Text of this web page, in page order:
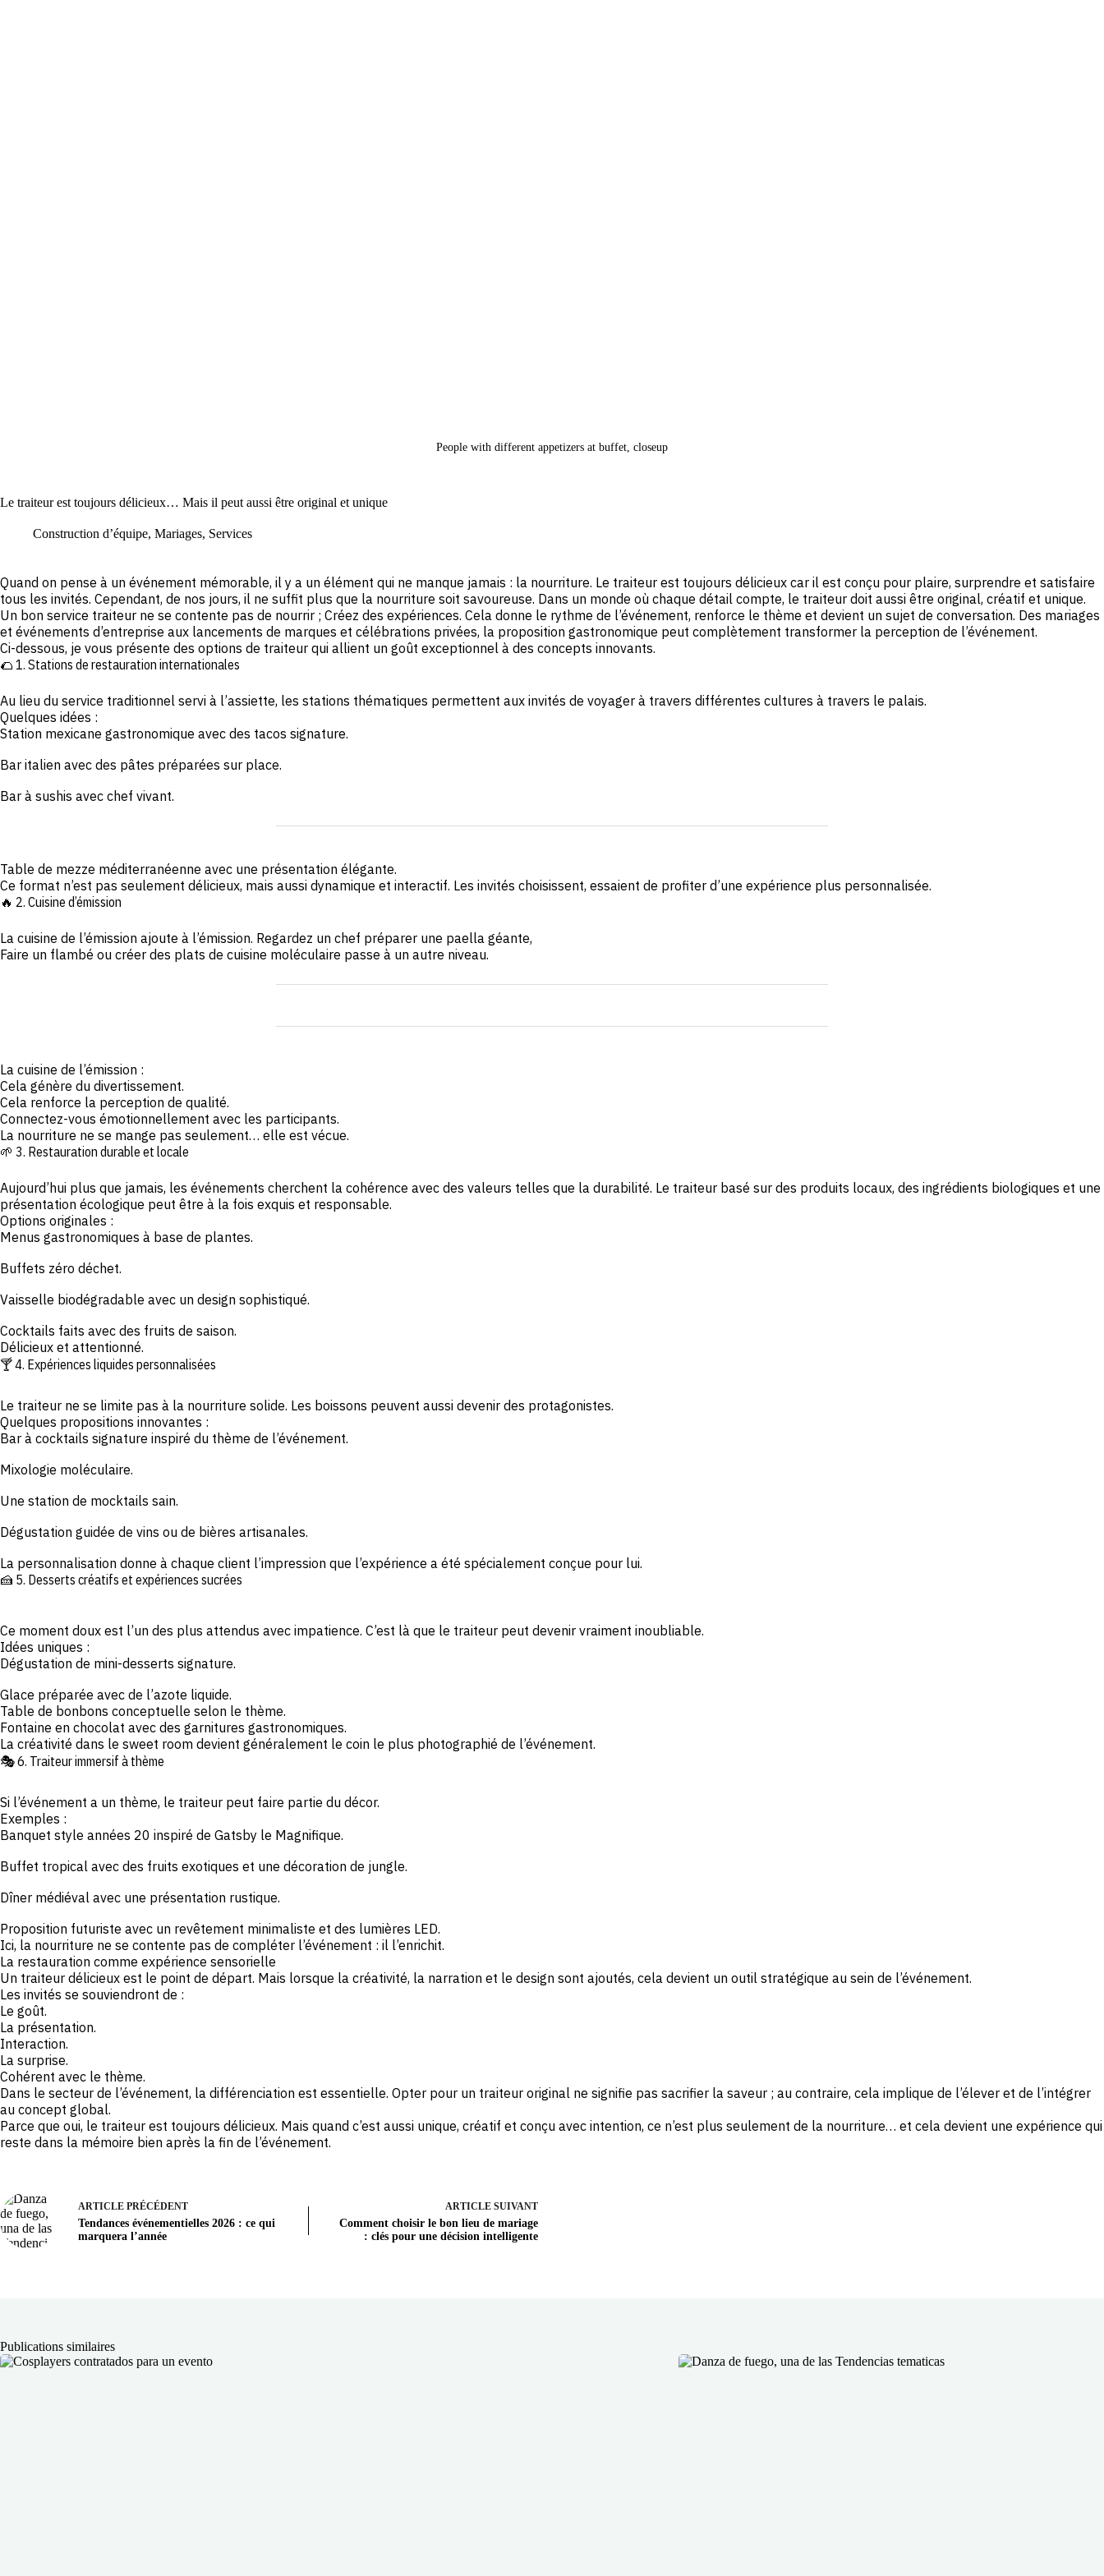
People with different appetizers at buffet, closeup
Le traiteur est toujours délicieux… Mais il peut aussi être original et unique
Construction d’équipe, Mariages, Services
Quand on pense à un événement mémorable, il y a un élément qui ne manque jamais : la nourriture. Le traiteur est toujours délicieux car il est conçu pour plaire, surprendre et satisfaire
tous les invités. Cependant, de nos jours, il ne suffit plus que la nourriture soit savoureuse. Dans un monde où chaque détail compte, le traiteur doit aussi être original, créatif et unique.
Un bon service traiteur ne se contente pas de nourrir ; Créez des expériences. Cela donne le rythme de l’événement, renforce le thème et devient un sujet de conversation. Des mariages
et événements d’entreprise aux lancements de marques et célébrations privées, la proposition gastronomique peut complètement transformer la perception de l’événement.
Ci-dessous, je vous présente des options de traiteur qui allient un goût exceptionnel à des concepts innovants.
🌮 1. Stations de restauration internationales
Au lieu du service traditionnel servi à l’assiette, les stations thématiques permettent aux invités de voyager à travers différentes cultures à travers le palais.
Quelques idées :
Station mexicane gastronomique avec des tacos signature.
Bar italien avec des pâtes préparées sur place.
Bar à sushis avec chef vivant.
Table de mezze méditerranéenne avec une présentation élégante.
Ce format n’est pas seulement délicieux, mais aussi dynamique et interactif. Les invités choisissent, essaient de profiter d’une expérience plus personnalisée.
🔥 2. Cuisine d’émission
La cuisine de l’émission ajoute à l’émission. Regardez un chef préparer une paella géante,
Faire un flambé ou créer des plats de cuisine moléculaire passe à un autre niveau.
La cuisine de l’émission :
Cela génère du divertissement.
Cela renforce la perception de qualité.
Connectez-vous émotionnellement avec les participants.
La nourriture ne se mange pas seulement… elle est vécue.
🌱 3. Restauration durable et locale
Aujourd’hui plus que jamais, les événements cherchent la cohérence avec des valeurs telles que la durabilité. Le traiteur basé sur des produits locaux, des ingrédients biologiques et une
présentation écologique peut être à la fois exquis et responsable.
Options originales :
Menus gastronomiques à base de plantes.
Buffets zéro déchet.
Vaisselle biodégradable avec un design sophistiqué.
Cocktails faits avec des fruits de saison.
Délicieux et attentionné.
🍸 4. Expériences liquides personnalisées
Le traiteur ne se limite pas à la nourriture solide. Les boissons peuvent aussi devenir des protagonistes.
Quelques propositions innovantes :
Bar à cocktails signature inspiré du thème de l’événement.
Mixologie moléculaire.
Une station de mocktails sain.
Dégustation guidée de vins ou de bières artisanales.
La personnalisation donne à chaque client l’impression que l’expérience a été spécialement conçue pour lui.
🍰 5. Desserts créatifs et expériences sucrées
Ce moment doux est l’un des plus attendus avec impatience. C’est là que le traiteur peut devenir vraiment inoubliable.
Idées uniques :
Dégustation de mini-desserts signature.
Glace préparée avec de l’azote liquide.
Table de bonbons conceptuelle selon le thème.
Fontaine en chocolat avec des garnitures gastronomiques.
La créativité dans le sweet room devient généralement le coin le plus photographié de l’événement.
🎭 6. Traiteur immersif à thème
Si l’événement a un thème, le traiteur peut faire partie du décor.
Exemples :
Banquet style années 20 inspiré de Gatsby le Magnifique.
Buffet tropical avec des fruits exotiques et une décoration de jungle.
Dîner médiéval avec une présentation rustique.
Proposition futuriste avec un revêtement minimaliste et des lumières LED.
Ici, la nourriture ne se contente pas de compléter l’événement : il l’enrichit.
La restauration comme expérience sensorielle
Un traiteur délicieux est le point de départ. Mais lorsque la créativité, la narration et le design sont ajoutés, cela devient un outil stratégique au sein de l’événement.
Les invités se souviendront de :
Le goût.
La présentation.
Interaction.
La surprise.
Cohérent avec le thème.
Dans le secteur de l’événement, la différenciation est essentielle. Opter pour un traiteur original ne signifie pas sacrifier la saveur ; au contraire, cela implique de l’élever et de l’intégrer
au concept global.
Parce que oui, le traiteur est toujours délicieux. Mais quand c’est aussi unique, créatif et conçu avec intention, ce n’est plus seulement de la nourriture… et cela devient une expérience qui
reste dans la mémoire bien après la fin de l’événement.
ARTICLE PRÉCÉDENT
Tendances événementielles 2026 : ce qui
marquera l’année
ARTICLE SUIVANT
Comment choisir le bon lieu de mariage
: clés pour une décision intelligente
Publications similaires